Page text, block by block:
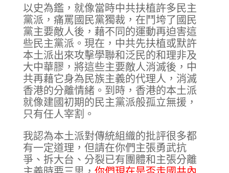
以史為鑑，就像當時中共扶植許多民主
黨派，痛罵國民黨獨裁，在鬥垮了國民
黨主要敵人後，藉不同的運動再迫害這
些民主黨派。現在，中共先扶植或默許
本土派出來攻擊學聯和泛民的和理非及
大中華膠，將這些主要敵人消滅後，中
共再藉它身為民族主義的代理人，消滅
香港的分離情緒。到時，香港的本土派
就像建國初期的民主黨派般孤立無援，
只有任人宰割。
我認為本土派對傳統組織的批評很多都
有一定道理，但請在你們主張勇武抗
爭、拆大台、分裂已有團體和主張分離